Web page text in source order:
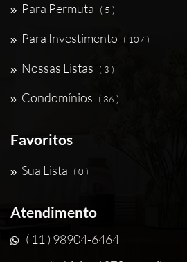
Para Permuta ( 5 )
Para Investimento ( 107 )
Nossas Listas ( 3 )
Condomínios ( 36 )
Favoritos
Sua Lista ( 0 )
Atendimento
( 11 ) 98904-6464